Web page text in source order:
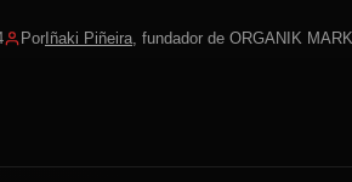
Por Iñaki Piñeira, fundador de ORGANIK